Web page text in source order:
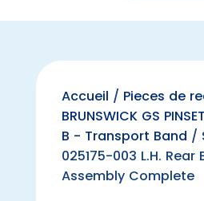
Accueil / Pieces de
BRUNSWICK GS
B - Transport Band /
025175-003 L.H. Rear
Assembly Complete